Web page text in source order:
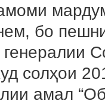
бо
солҳои
амал